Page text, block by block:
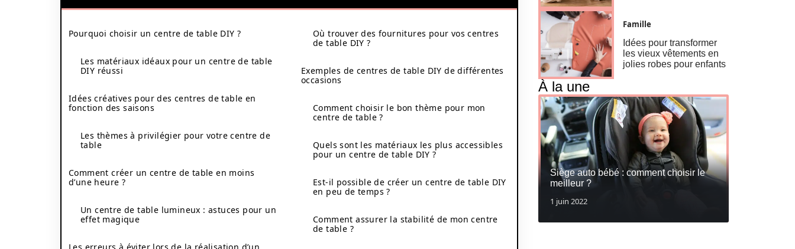
Pourquoi choisir un centre de table DIY ?
Les matériaux idéaux pour un centre de table
DIY réussi
Idées créatives pour des centres de table en
fonction des saisons
Les thèmes à privilégier pour votre centre de
table
Comment créer un centre de table en moins
d’une heure ?
Un centre de table lumineux : astuces pour un
effet magique
Où trouver des fournitures pour vos centres
de table DIY ?
Exemples de centres de table DIY de différentes
occasions
Comment choisir le bon thème pour mon
centre de table ?
Quels sont les matériaux les plus accessibles
pour un centre de table DIY ?
Est-il possible de créer un centre de table DIY
en peu de temps ?
Comment assurer la stabilité de mon centre
de table ?
Famille
Idées pour transformer
les vieux vêtements en
jolies robes pour enfants
À la une
Siège auto bébé : comment choisir le
meilleur ?
1 juin 2022